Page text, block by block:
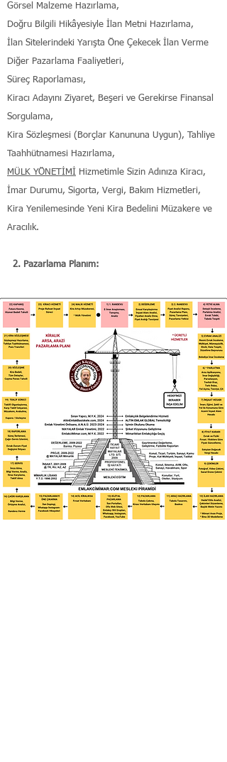
Görsel Malzeme Hazırlama,
Doğru Bilgili Hikâyesiyle İlan Metni Hazırlama,
İlan Sitelerindeki Yarışta Öne Çekecek İlan Verme
Diğer Pazarlama Faaliyetleri,
Süreç Raporlaması,
Kiracı Adayını Ziyaret, Beşeri ve Gerekirse Finansal
Sorgulama,
Kira Sözleşmesi (Borçlar Kanununa Uygun), Tahliye
Taahhütnamesi Hazırlama,
MÜLK YÖNETİMİ Hizmetimle Sizin Adınıza Kiracı,
İmar Durumu, Sigorta, Vergi, Bakım Hizmetleri,
Kira Yenilemesinde Yeni Kira Bedelini Müzakere ve
Aracılık.
2. Pazarlama Planım: